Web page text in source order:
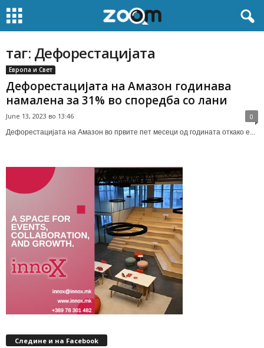
таг: Дефорестацијата
Европа и Свет
Дефорестацијата на Амазон годинава
намалена за 31% во споредба со лани
June 13, 2023 во 13:46 0
Дефорестацијата на Амазон во првите пет месеци од годината откако е...
Следине и на Facebook